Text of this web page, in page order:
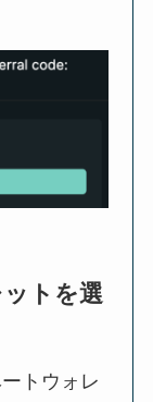
トを選
トウォレ